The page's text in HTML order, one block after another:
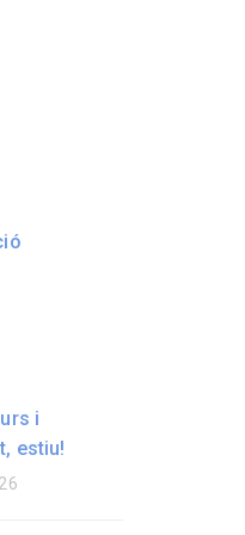
i
estiu!